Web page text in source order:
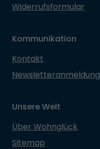
Widerrufsformular
Kommunikation
Kontakt
Newsletteranmeldung
Unsere Welt
Über Wohnglück
Sitemap